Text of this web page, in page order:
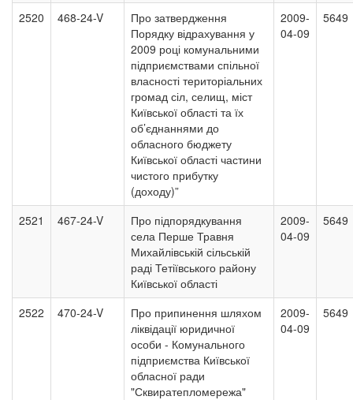
2520 468-24-V
Про затвердження
Порядку відрахування у
2009 році комунальними
підприємствами спільної
власності територіальних
громад сіл, селищ, міст
Київської області та їх
об’єднаннями до
обласного бюджету
Київської області частини
чистого прибутку
(доходу)”
2009-
04-09
5649
2521 467-24-V
Про підпорядкування
села Перше Травня
Михайлівській сільській
раді Тетіївського району
Київської області
2009-
04-09
5649
2522 470-24-V
Про припинення шляхом
ліквідації юридичної
особи - Комунального
підприємства Київської
обласної ради
"Сквиратепломережа"
2009-
04-09
5649